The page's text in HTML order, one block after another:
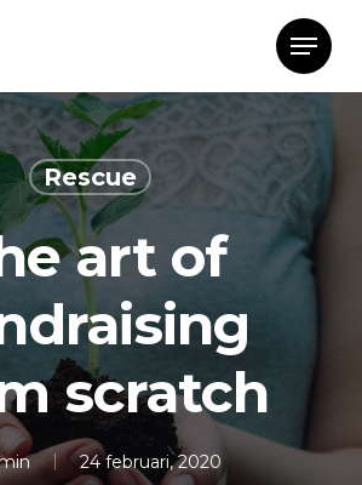
Rescue
art of
scratch
24 februari, 2020